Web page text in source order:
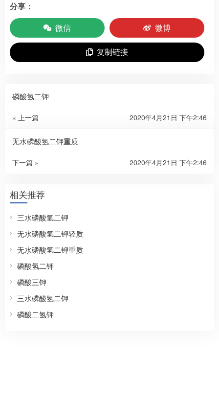
分享：
微信
微博
复制链接
磷酸氢二钾
« 上一篇 2020年4月21日 下午2:46
无水磷酸氢二钾重质
下一篇 » 2020年4月21日 下午2:46
相关推荐
三水磷酸氢二钾
无水磷酸氢二钾轻质
无水磷酸氢二钾重质
磷酸氢二钾
磷酸三钾
三水磷酸氢二钾
磷酸二氢钾